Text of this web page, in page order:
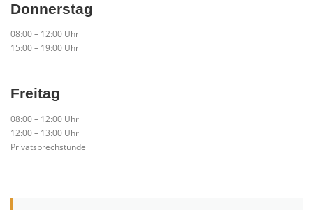
Donnerstag
08:00 – 12:00 Uhr
15:00 – 19:00 Uhr
Freitag
08:00 – 12:00 Uhr
12:00 – 13:00 Uhr
Privatsprechstunde